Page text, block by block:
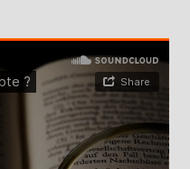
Steinfurt103,9 MHz